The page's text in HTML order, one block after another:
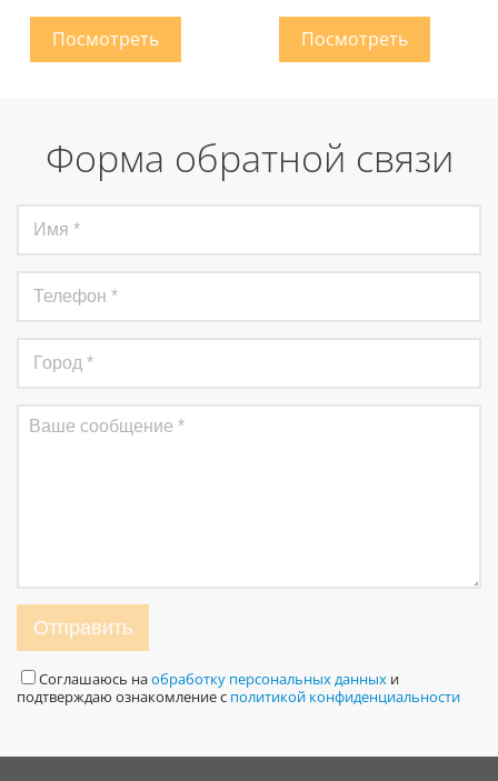
Форма обратной связи
Отправить
Соглашаюсь наобработку персональных данных и
подтверждаю ознакомление с политикой конфиденциальности